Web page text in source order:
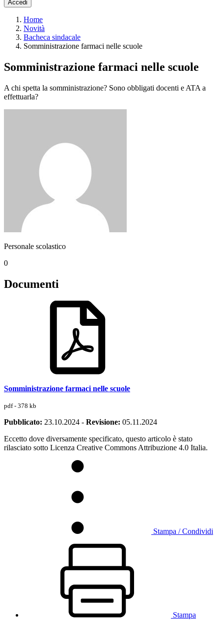
Accedi
Home
Novità
Bacheca sindacale
Somministrazione farmaci nelle scuole
Somministrazione farmaci nelle scuole
A chi spetta la somministrazione? Sono obbligati docenti e ATA a
effettuarla?
Personale scolastico
0
Documenti
Somministrazione farmaci nelle scuole
pdf - 378 kb
Pubblicato: 23.10.2024 - Revisione: 05.11.2024
Eccetto dove diversamente specificato, questo articolo è stato
rilasciato sotto Licenza Creative Commons Attribuzione 4.0 Italia.
Stampa / Condividi
Stampa